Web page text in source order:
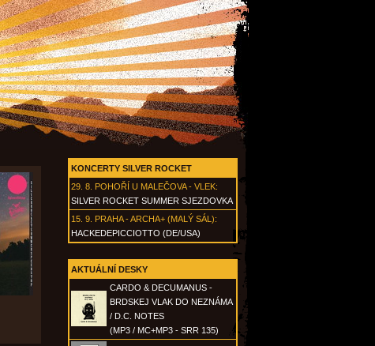
KONCERTY SILVER ROCKET
29. 8. POHOŘÍ U MALEČOVA - VLEK:
SILVER ROCKET SUMMER SJEZDOVKA
15. 9. PRAHA - ARCHA+ (MALÝ SÁL):
HACKEDEPICCIOTTO (DE/USA)
AKTUÁLNÍ DESKY
CARDO & DECUMANUS -
BRDSKEJ VLAK DO NEZNÁMA
/ D.C. NOTES
(MP3 / MC+MP3 - SRR 135)